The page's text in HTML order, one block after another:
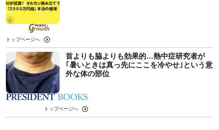
トップページへ
首よりも脇よりも効果的…熱中症研究者が
｢暑いときは真っ先にここを冷やせ｣という意
外な体の部位
トップページへ